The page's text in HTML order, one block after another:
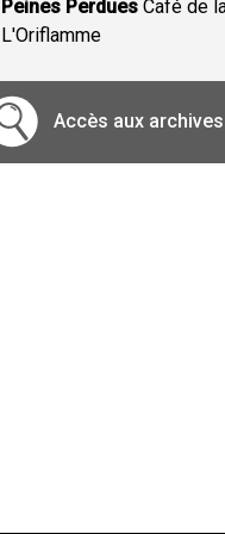
Peines Perdues Café de
L'Oriflamme
Accès aux